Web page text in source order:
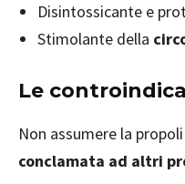
Disintossicante e
Stimolante della
Le
Non assumere la
conclamata ad altri